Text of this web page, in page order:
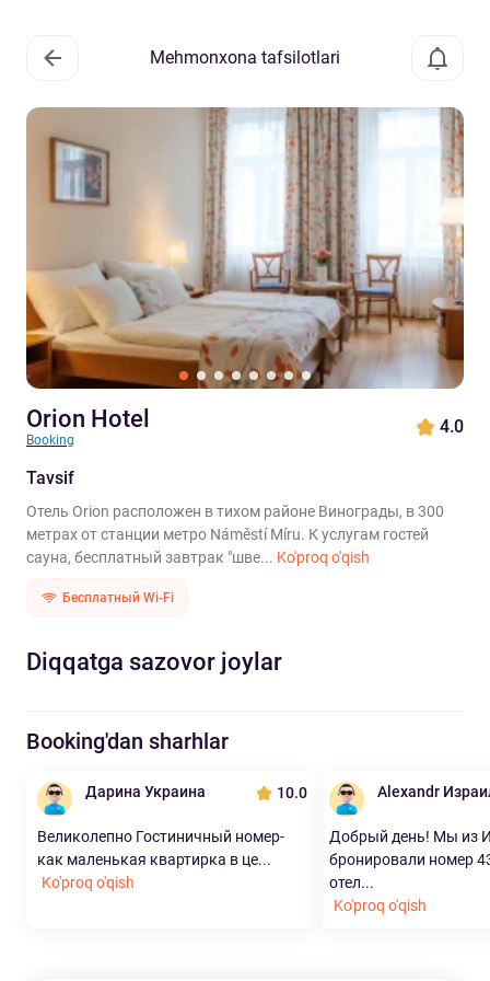
Mehmonxona tafsilotlari
Orion Hotel
Booking
4.0
Tavsif
Отель Orion расположен в тихом районе Винограды, в 300
метрах от станции метро Náměstí Míru. К услугам гостей
сауна, бесплатный завтрак "шве... Ko'proq o'qish
Бесплатный Wi-Fi
Diqqatga sazovor joylar
Booking'dan sharhlar
Дарина Украина 10.0
Великолепно Гостиничный номер-
как маленькая квартирка в це...
Ko'proq o'qish
Alexandr
Добрый день! Мы из
бронировали номер
отел...
Ko'proq o'qish